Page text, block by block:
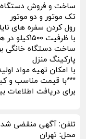
ساخت و فروش دستگاه
تک موتور و دو موتور
رول کردن سفره های
با ظرفیت ۱۵۰۰کیلو در هر شیفت
ساخت دستگاه خانگی
پارکینگ منزل
با امکان تهیه مواد
***با قیمت مناسب و
برای دریافت اطلاعات
تلفن:آگهی منقضی
محل: تهران